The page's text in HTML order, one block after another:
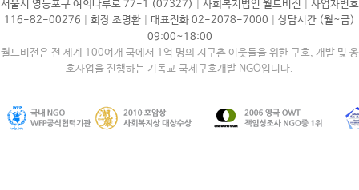
서울시 영등포구 여의나루로 77-1 (07327) 사회복지법인 월드비전
사업자번호
116-82-00276
회장 조명환 대표전화 02-2078-7000
상담시간 (월~금)
09:00~18:00
월드비전은 전 세계 100여개 국에서 1억 명의 지구촌 이웃들을 위한 구호, 개발 및 옹
호사업을 진행하는 기독교 국제구호개발 NGO입니다.